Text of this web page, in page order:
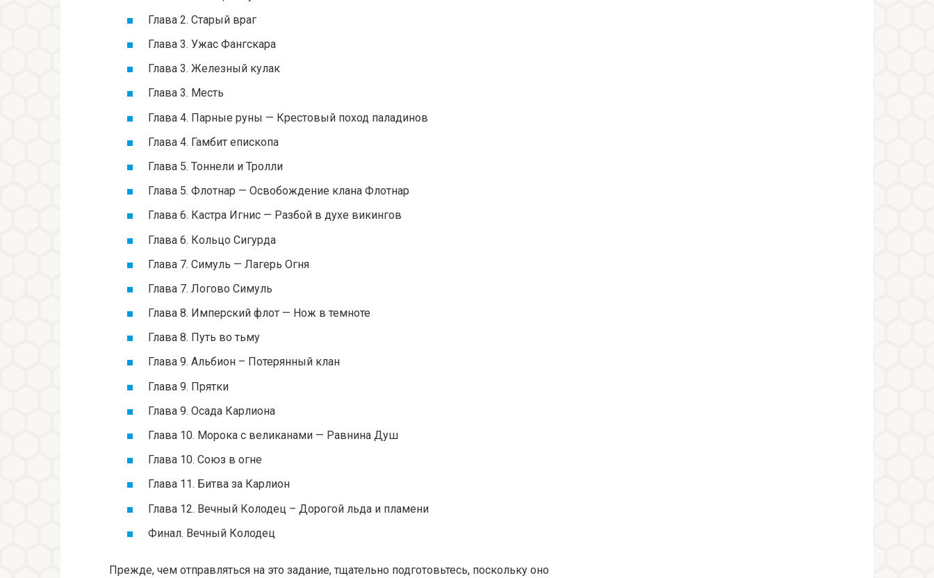
Глава 2. Старый враг
Глава 3. Ужас Фангскара
Глава 3. Железный кулак
Глава 3. Месть
Глава 4. Парные руны — Крестовый поход паладинов
Глава 4. Гамбит епископа
Глава 5. Тоннели и Тролли
Глава 5. Флотнар — Освобождение клана Флотнар
Глава 6. Кастра Игнис — Разбой в духе викингов
Глава 6. Кольцо Сигурда
Глава 7. Симуль — Лагерь Огня
Глава 7. Логово Симуль
Глава 8. Имперский флот — Нож в темноте
Глава 8. Путь во тьму
Глава 9. Альбион – Потерянный клан
Глава 9. Прятки
Глава 9. Осада Карлиона
Глава 10. Морока с великанами — Равнина Душ
Глава 10. Союз в огне
Глава 11. Битва за Карлион
Глава 12. Вечный Колодец – Дорогой льда и пламени
Финал. Вечный Колодец
Прежде, чем отправляться на это задание, тщательно подготовьтесь, поскольку оно